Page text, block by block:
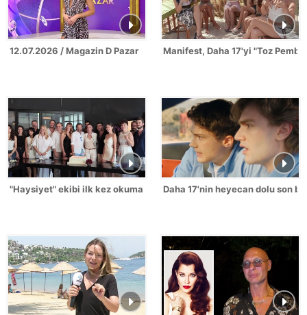
12.07.2026 / Magazin D Pazar Manifest, Daha 17'yi "Toz
"Haysiyet" ekibi ilk kez okuma provasında buluştu!
Daha 17'nin heyecan dolu son